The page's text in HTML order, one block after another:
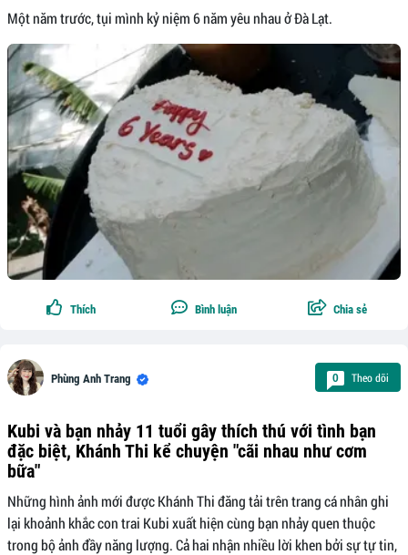
Một năm trước, tụi mình kỷ niệm 6 năm yêu nhau ở Đà Lạt.
Thích Bình luận Chia sẻ
Phùng Anh Trang 0 Theo dõi
Kubi và bạn nhảy 11 tuổi gây thích thú với tình bạn
đặc biệt, Khánh Thi kể chuyện "cãi nhau như cơm
bữa"
Những hình ảnh mới được Khánh Thi đăng tải trên trang cá nhân ghi
lại khoảnh khắc con trai Kubi xuất hiện cùng bạn nhảy quen thuộc
trong bộ ảnh đầy năng lượng. Cả hai nhận nhiều lời khen bởi sự tự tin,